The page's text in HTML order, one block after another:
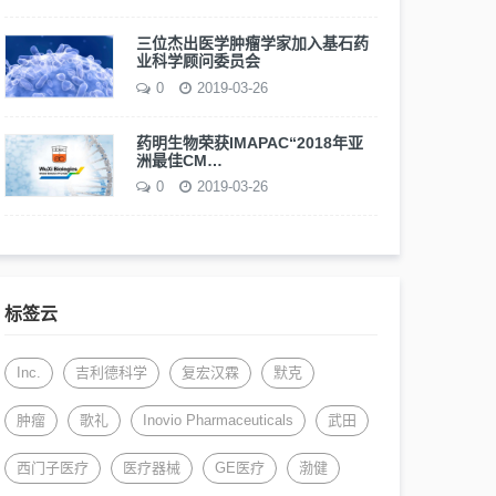
三位杰出医学肿瘤学家加入基石药
业科学顾问委员会
0 2019-03-26
药明生物荣获IMAPAC“2018年亚
洲最佳CM…
0 2019-03-26
标签云
Inc. 吉利德科学 复宏汉霖 默克
肿瘤 歌礼 Inovio Pharmaceuticals 武田
西门子医疗 医疗器械 GE医疗 渤健